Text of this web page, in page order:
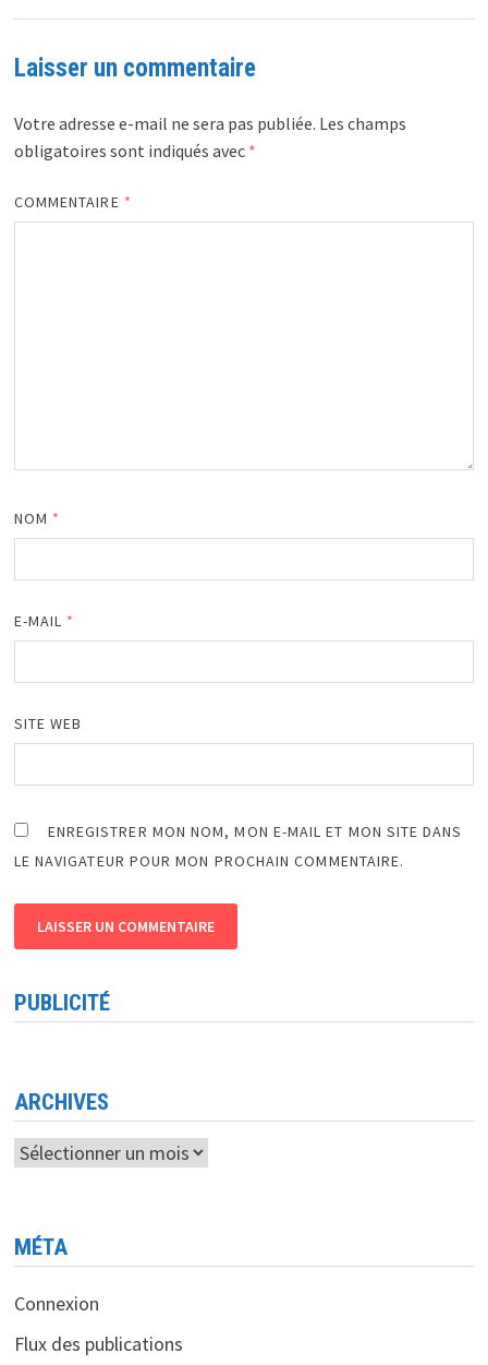
Laisser un commentaire
Votre adresse e-mail ne sera pas publiée. Les champs
obligatoires sont indiqués avec *
COMMENTAIRE *
NOM *
E-MAIL *
SITE WEB
ENREGISTRER MON NOM, MON E-MAIL ET MON SITE DANS
LE NAVIGATEUR POUR MON PROCHAIN COMMENTAIRE.
PUBLICITÉ
ARCHIVES
Archives
MÉTA
Connexion
Flux des publications